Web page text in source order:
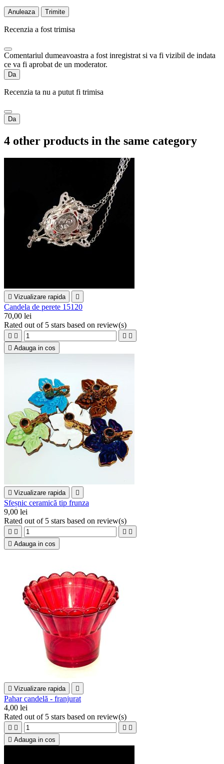
Anuleaza Trimite
Recenzia a fost trimisa
Comentariul dumeavoastra a fost inregistrat si va fi vizibil de indata
ce va fi aprobat de un moderator.
Da
Recenzia ta nu a putut fi trimisa
Da
4 other products in the same category
 Vizualizare rapida 
Candela de perete 15120
70,00 lei
Rated out of 5 stars based on review(s)
   
 Adauga in cos
 Vizualizare rapida 
Sfeșnic ceramică tip frunza
9,00 lei
Rated out of 5 stars based on review(s)
   
 Adauga in cos
 Vizualizare rapida 
Pahar candelă - franjurat
4,00 lei
Rated out of 5 stars based on review(s)
   
 Adauga in cos